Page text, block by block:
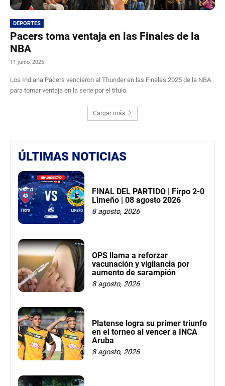
DEPORTES
Pacers toma ventaja en las Finales de la
NBA
11 junio, 2025
Los Indiana Pacers vencieron al Thunder en las Finales 2025 de la NBA
para tomar ventaja en la serie por el título.
Cargar más
ÚLTIMAS NOTICIAS
FINAL DEL PARTIDO | Firpo 2-0
Limeño | 08 agosto 2026
8 agosto, 2026
OPS llama a reforzar
vacunación y vigilancia por
aumento de sarampión
8 agosto, 2026
Platense logra su primer triunfo
en el torneo al vencer a INCA
Aruba
8 agosto, 2026